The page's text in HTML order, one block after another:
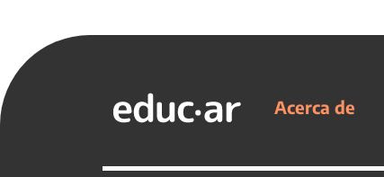
Acerca de